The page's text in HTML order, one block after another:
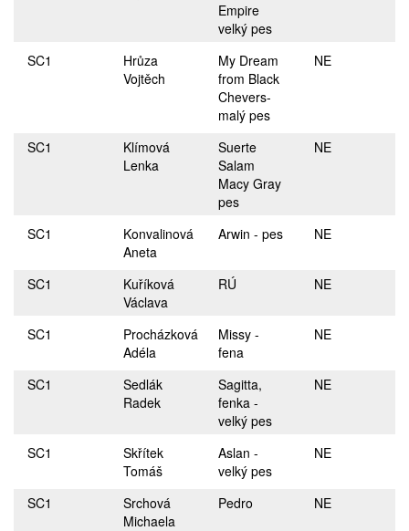
Empire
velký pes
SC1
Hrůza
Vojtěch
My Dream
from Black
Chevers-
malý pes
NE
SC1
Klímová
Lenka
Suerte
Salam
Macy Gray
pes
NE
SC1
Konvalinová
Aneta
Arwin - pes NE
SC1
Kuříková
Václava
RÚ NE
SC1
Procházková
Adéla
Missy -
fena
NE
SC1
Sedlák
Radek
Sagitta,
fenka -
velký pes
NE
SC1
Skřítek
Tomáš
Aslan -
velký pes
NE
SC1
Srchová
Michaela
Pedro NE